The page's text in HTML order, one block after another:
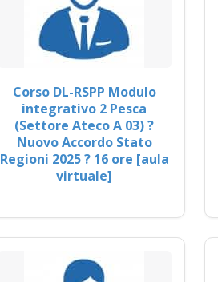
Corso DL-RSPP Modulo
integrativo 2 Pesca
(Settore Ateco A 03) ?
Nuovo Accordo Stato
Regioni 2025 ? 16 ore [aula
virtuale]